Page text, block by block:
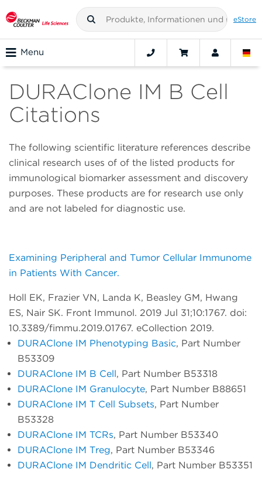
eStore
Menu
DURAClone IM B Cell
Citations
The following scientific literature references describe
clinical research uses of of the listed products for
immunological biomarker assessment and discovery
purposes. These products are for research use only
and are not labeled for diagnostic use.
Examining Peripheral and Tumor Cellular Immunome
in Patients With Cancer.
Holl EK, Frazier VN, Landa K, Beasley GM, Hwang
ES, Nair SK. Front Immunol. 2019 Jul 31;10:1767. doi:
10.3389/fimmu.2019.01767. eCollection 2019.
DURAClone IM Phenotyping Basic, Part Number
B53309
DURAClone IM B Cell, Part Number B53318
DURAClone IM Granulocyte, Part Number B88651
DURAClone IM T Cell Subsets, Part Number
B53328
DURAClone IM TCRs, Part Number B53340
DURAClone IM Treg, Part Number B53346
DURAClone IM Dendritic Cell, Part Number B53351